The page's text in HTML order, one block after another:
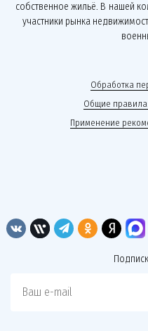
собственное жильё. В нашей
участники рынка
Обработка
Общие правила
Применение
Ваш e-mail